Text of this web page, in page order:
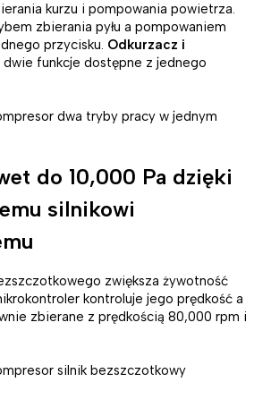
kurzu i pompowania powietrza.
zbierania pyłu a pompowaniem
przycisku. Odkurzacz i
dwie funkcje dostępne z jednego
do 10,000 Pa dzięki
silnikowi
zwiększa żywotność
kontroluje jego prędkość a
zbierane z prędkością 80,000 rpm i